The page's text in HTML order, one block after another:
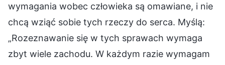
wymagania wobec człowieka są omawiane, i nie
chcą wziąć sobie tych rzeczy do serca. Myślą:
„Rozeznawanie się w tych sprawach wymaga
zbyt wiele zachodu. W każdym razie wymagam